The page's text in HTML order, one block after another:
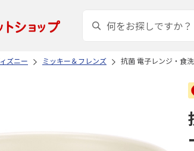
ズニー ミッキー＆フレンズ 抗菌 電子レンジ・食